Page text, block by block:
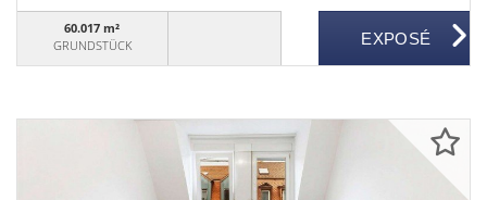
60.017 m²
GRUNDSTÜCK